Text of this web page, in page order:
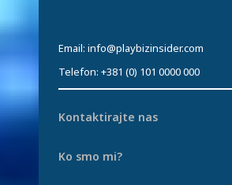
Email: info@playbizinsider.com
Telefon: +381 (0) 101 0000 000
Kontaktirajte nas
Ko smo mi?